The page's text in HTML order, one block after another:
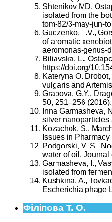
Shtenikov MD,
isolated from the
tom-82/3-may-jun-
Gudzenko, T.V.,
of aromatic
aeromonas-genus-
Biliavska, L.,
https://doi.org/
Kateryna O.
vulgaris and
Grabova, G.Y.,
50, 251–256
Inna Garmasheva,
silver nanoparticles
Kozachok, S.,
Issues in
Podgorski, V. S.,
water of oil. Journal
Garmasheva, I.,
isolated from
Kushkina, A.,
Escherichia phage
Філіпова Т. О.